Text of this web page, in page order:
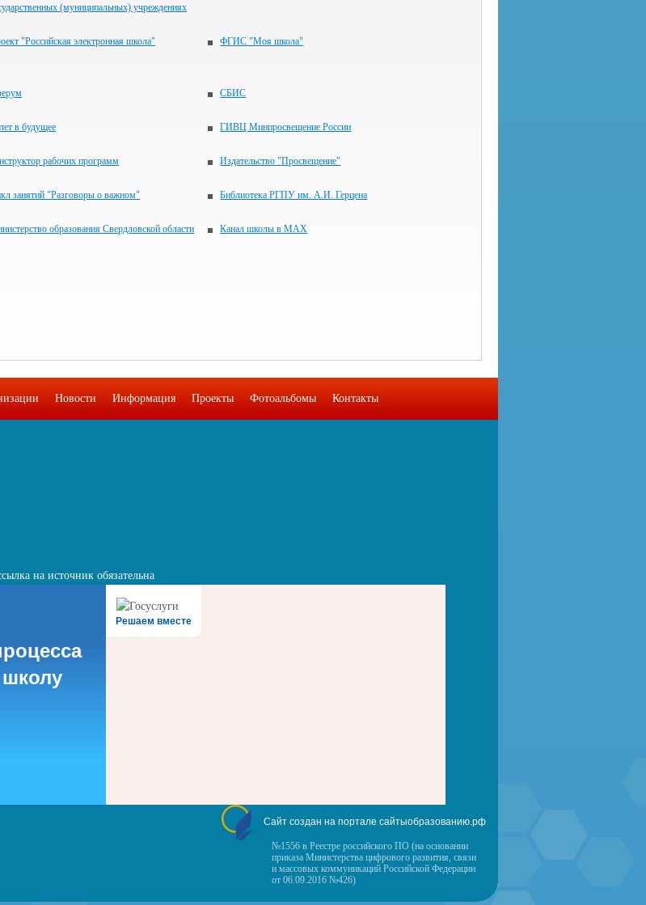
(муниципальных) учреждениях
"Российская электронная школа" ФГИС "Моя школа"
СБИС
в будущее ГИВЦ Минпросвещение России
рабочих программ Издательство "Просвещение"
занятий "Разговоры о важном" Библиотека РГПУ им. А.И. Герцена
образования Свердловской области Канал школы в MAX
Новости Информация Проекты Фотоальбомы Контакты
на источник обязательна
Решаем вместе
школу
Сайт создан на портале сайтыобразованию.рф
№1556 в Реестре российского ПО (на основании
приказа Министерства цифрового развития, связи
и массовых коммуникаций Российской Федерации
от 06.09.2016 №426)